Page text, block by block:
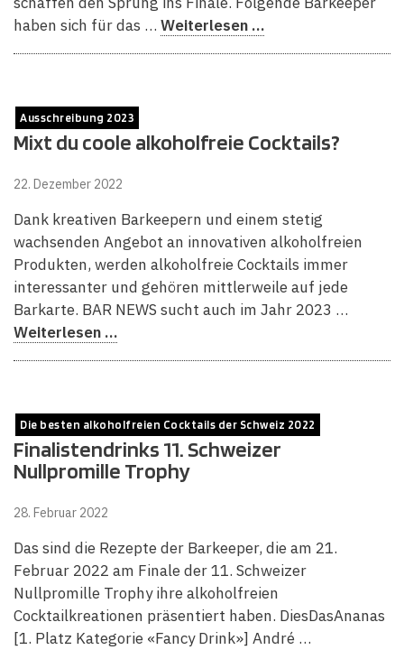
haben sich für das … Weiterlesen …
Ausschreibung 2023
Mixt du coole alkoholfreie Cocktails?
22. Dezember 2022
Dank kreativen Barkeepern und einem stetig
wachsenden Angebot an innovativen alkoholfreien
Produkten, werden alkoholfreie Cocktails immer
interessanter und gehören mittlerweile auf jede
Barkarte. BAR NEWS sucht auch im Jahr 2023 …
Weiterlesen …
Die besten alkoholfreien Cocktails der Schweiz 2022
Finalistendrinks 11. Schweizer
Nullpromille Trophy
28. Februar 2022
Das sind die Rezepte der Barkeeper, die am 21.
Februar 2022 am Finale der 11. Schweizer
Nullpromille Trophy ihre alkoholfreien
Cocktailkreationen präsentiert haben. DiesDasAnanas
[1. Platz Kategorie «Fancy Drink»] André …